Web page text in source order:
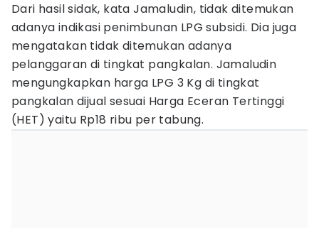
Dari hasil sidak, kata Jamaludin, tidak ditemukan
adanya indikasi penimbunan LPG subsidi. Dia juga
mengatakan tidak ditemukan adanya
pelanggaran di tingkat pangkalan. Jamaludin
mengungkapkan harga LPG 3 Kg di tingkat
pangkalan dijual sesuai Harga Eceran Tertinggi
(HET) yaitu Rp18 ribu per tabung.